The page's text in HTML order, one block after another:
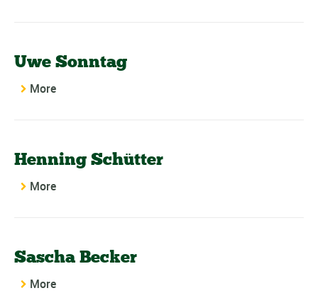
Uwe Sonntag
More
Henning Schütter
More
Sascha Becker
More